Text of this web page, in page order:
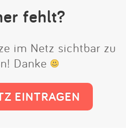
fehlt?
im Netz sichtbar zu
Danke
EINTRAGEN